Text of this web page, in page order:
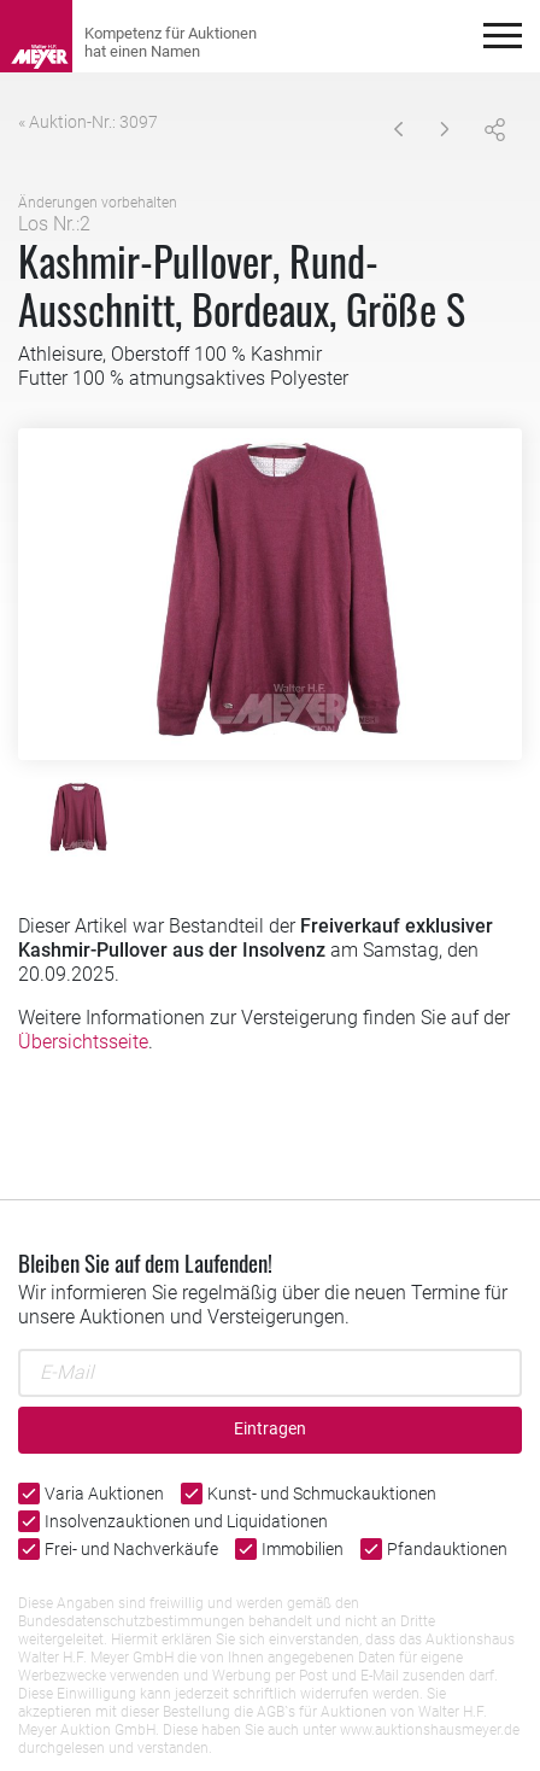
« Auktion-Nr.: 3097
Änderungen vorbehalten
Los Nr.:2
Kashmir-Pullover, Rund-
Ausschnitt, Bordeaux, Größe S
Athleisure, Oberstoff 100 % Kashmir
Futter 100 % atmungsaktives Polyester
Dieser Artikel war Bestandteil der Freiverkauf exklusiver
Kashmir-Pullover aus der Insolvenz am Samstag, den
20.09.2025.
Weitere Informationen zur Versteigerung finden Sie auf der
Übersichtsseite.
Bleiben Sie auf dem Laufenden!
Wir informieren Sie regelmäßig über die neuen Termine für
unsere Auktionen und Versteigerungen.
Eintragen
Varia Auktionen
Kunst- und Schmuckauktionen
Insolvenzauktionen und Liquidationen
Frei- und Nachverkäufe
Immobilien Pfandauktionen
Diese Angaben sind freiwillig und werden gemäß den
Bundesdatenschutzbestimmungen behandelt und nicht an Dritte
weitergeleitet. Hiermit erklären Sie sich einverstanden, dass das Auktionshaus
Walter H.F. Meyer GmbH die von Ihnen angegebenen Daten für eigene
Werbezwecke verwenden und Werbung per Post und E-Mail zusenden darf.
Diese Einwilligung kann jederzeit schriftlich widerrufen werden. Sie
akzeptieren mit dieser Bestellung die AGB`s für Auktionen von Walter H.F.
Meyer Auktion GmbH. Diese haben Sie auch unter www.auktionshausmeyer.de
durchgelesen und verstanden.